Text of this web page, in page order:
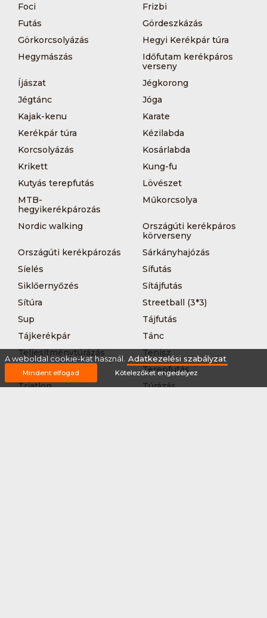
Foci
Frizbi
Futás
Gördeszkázás
Görkorcsolyázás
Hegyi Kerékpár túra
Hegymászás
Időfutam kerékpáros
verseny
Íjászat
Jégkorong
Jégtánc
Jóga
Kajak-kenu
Karate
Kerékpár túra
Kézilabda
Korcsolyázás
Kosárlabda
Krikett
Kung-fu
Kutyás terepfutás
Lövészet
MTB-
hegyikerékpározás
Műkorcsolya
Nordic walking
Országúti kerékpáros
körverseny
Országúti kerékpározás
Sárkányhajózás
Síelés
Sífutás
Siklőernyőzés
Sítájfutás
Sítúra
Streetball (3*3)
Sup
Tájfutás
Tájkerékpár
Tánc
Teljesítménytúrázás
Tenisz
Teqball
Terepfutás
Triatlon
Túrázás
A weboldal cookie-kat használ. Adatkezelési szabályzat
Mindent elfogad Kötelezőket engedélyez